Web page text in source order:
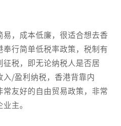
易，成本低廉，很适合想去香
奉行简单低税率政策，税制有
税，即无论纳税人是否居
入/盈利纳税，香港背靠内
友好的自由贸易政策，非常
主。